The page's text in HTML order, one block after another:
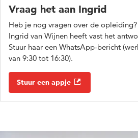
Vraag het aan Ingrid
Heb je nog vragen over de
Ingrid van Wijnen heeft vast het
Stuur haar een WhatsApp-bericht
van 9:30 tot 16:30).
Stuur een appje